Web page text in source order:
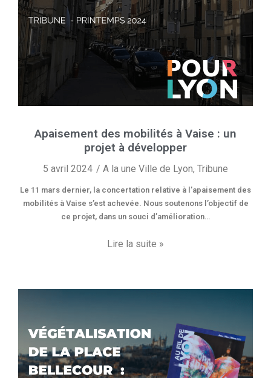
Apaisement des mobilités à Vaise : un
projet à développer
5 avril 2024 A la une Ville de Lyon, Tribune
Le 11 mars dernier, la concertation relative à l’apaisement des
mobilités à Vaise s’est achevée. Nous soutenons l’objectif de
ce projet, dans un souci d’amélioration…
Lire la suite »